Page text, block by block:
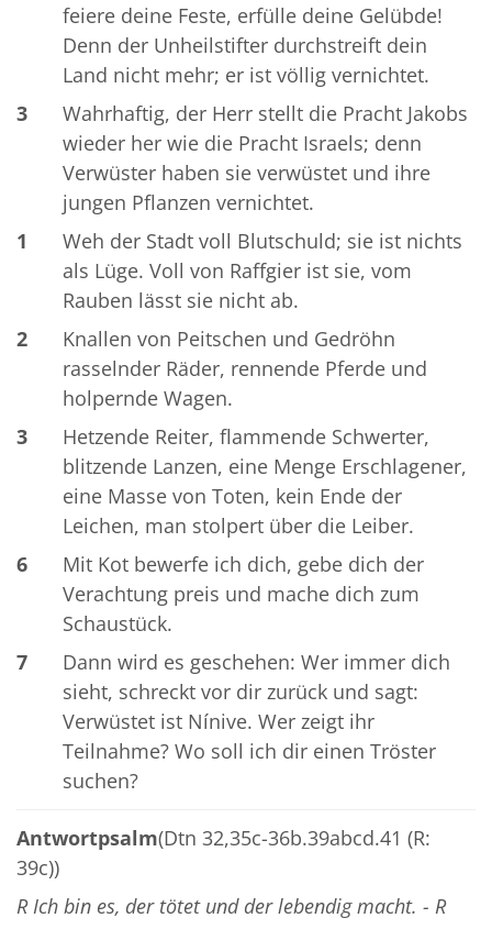
feiere deine Feste, erfülle deine Gelübde!
Denn der Unheilstifter durchstreift dein
Land nicht mehr; er ist völlig vernichtet.
3
Wahrhaftig, der Herr stellt die Pracht Jakobs
wieder her wie die Pracht Israels; denn
Verwüster haben sie verwüstet und ihre
jungen Pflanzen vernichtet.
1
Weh der Stadt voll Blutschuld; sie ist nichts
als Lüge. Voll von Raffgier ist sie, vom
Rauben lässt sie nicht ab.
2
Knallen von Peitschen und Gedröhn
rasselnder Räder, rennende Pferde und
holpernde Wagen.
3
Hetzende Reiter, flammende Schwerter,
blitzende Lanzen, eine Menge Erschlagener,
eine Masse von Toten, kein Ende der
Leichen, man stolpert über die Leiber.
6
Mit Kot bewerfe ich dich, gebe dich der
Verachtung preis und mache dich zum
Schaustück.
7
Dann wird es geschehen: Wer immer dich
sieht, schreckt vor dir zurück und sagt:
Verwüstet ist Nínive. Wer zeigt ihr
Teilnahme? Wo soll ich dir einen Tröster
suchen?
Antwortpsalm(Dtn 32,35c-36b.39abcd.41 (R:
39c))
R Ich bin es, der tötet und der lebendig macht. - R